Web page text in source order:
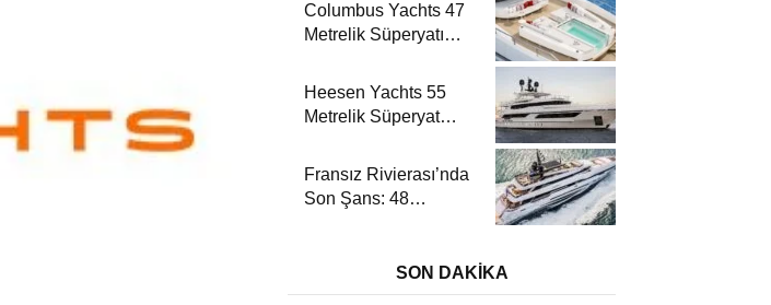
Columbus Yachts 47
Metrelik Süperyatı
Akdeniz’de Lüks Bir
Seyir
Heesen Yachts 55
Metrelik Süperyat
Charter Sezonu
Rezervasyonları
Başladı
Fransız Rivierası’nda
Son Şans: 48
SON DAKİKA